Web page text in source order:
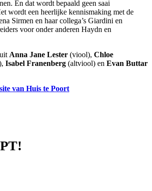
En dat wordt bepaald geen saai
wordt een heerlijke kennismaking met de
Sirmen en haar collega’s Giardini en
voor onder anderen Haydn en
Anna Jane Lester (viool), Chloe
Isabel Franenberg (altviool) en Evan Buttar
van Huis te Poort